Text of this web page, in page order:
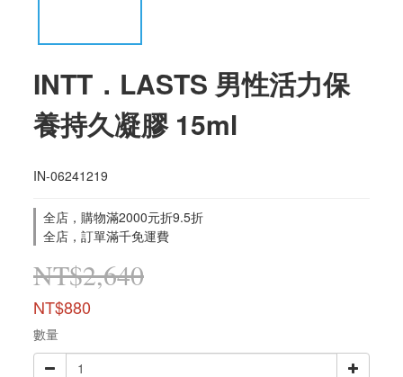
INTT．LASTS 男性活力保
養持久凝膠 15ml
IN-06241219
全店，購物滿2000元折9.5折
全店，訂單滿千免運費
NT$2,640
NT$880
數量